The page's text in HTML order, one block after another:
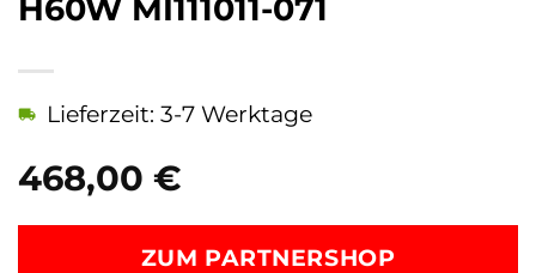
H60W MI111011-071
468,00 €
Lieferzeit: 3-7 Werktage
ZUM PARTNERSHOP